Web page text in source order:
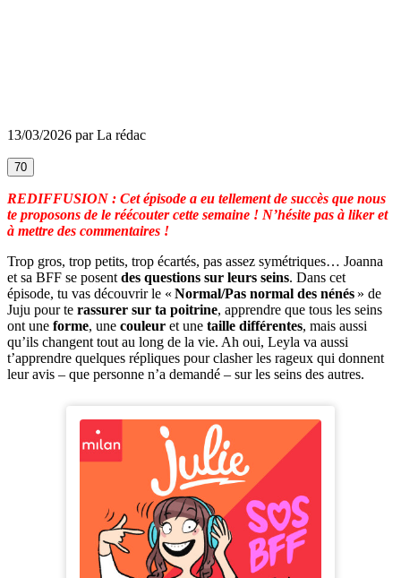
13/03/2026 par La rédac
70
REDIFFUSION : Cet épisode a eu tellement de succès que nous
te proposons de le réécouter cette semaine ! N’hésite pas à liker et
à mettre des commentaires !
Trop gros, trop petits, trop écartés, pas assez symétriques… Joanna
et sa BFF se posent des questions sur leurs seins. Dans cet
épisode, tu vas découvrir le « Normal/Pas normal des nénés » de
Juju pour te rassurer sur ta poitrine, apprendre que tous les seins
ont une forme, une couleur et une taille différentes, mais aussi
qu’ils changent tout au long de la vie. Ah oui, Leyla va aussi
t’apprendre quelques répliques pour clasher les rageux qui donnent
leur avis – que personne n’a demandé – sur les seins des autres.